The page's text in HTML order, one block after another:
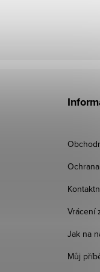
Vrácení
Jak na
Můj